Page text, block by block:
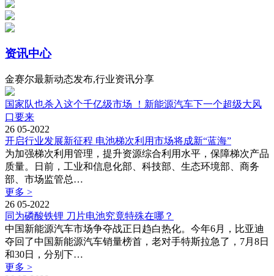
资讯中心
金赛尔最新动态发布,行业资讯分享
国家队也杀入这个千亿级市场 ！新能源汽车下一个超级大风
口要来
26 05-2022
开启行业发展新征程 电池梯次利用市场将成新“蓝海”
为加强梯次利用管理，提升资源综合利用水平，保障梯次产品
质量。日前，工业和信息化部、科技部、生态环境部、商务
部、市场监管总…
更多 >
26 05-2022
同为磷酸铁锂 刀片电池究竟特殊在哪？
中国新能源汽车市场争夺战正日趋白热化。今年6月，比亚迪
夺回了中国新能源汽车销量榜首，老对手特斯拉急了，7月8日
和30日，分别下…
更多 >